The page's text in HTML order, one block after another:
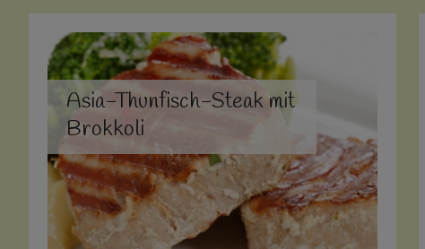
Asia-Thunfisch-Steak mit
Brokkoli